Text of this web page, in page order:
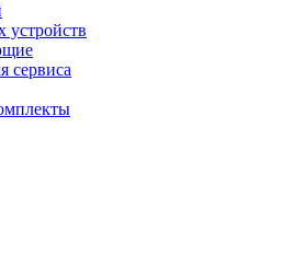
устройств
сервиса